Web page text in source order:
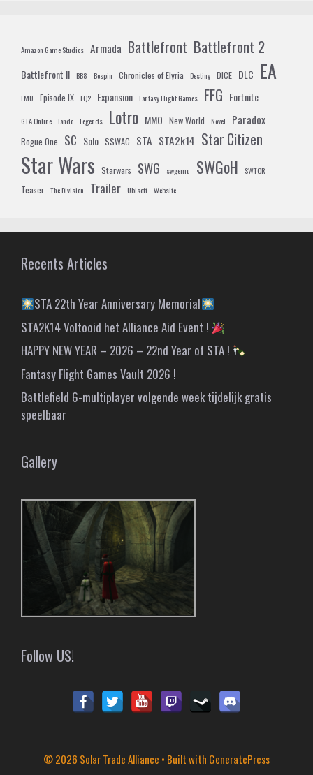
Amazon Game Studios Armada Battlefront Battlefront 2
Battlefront II BB8 Bespin Chronicles of Elyria Destiny DICE DLC EA
EMU Episode IX EQ2 Expansion Fantasy Flight Games FFG Fortnite
GTA Online lando Legends Lotro MMO New World Novel Paradox
Rogue One SC Solo SSWAC STA STA2k14 Star Citizen
Star Wars Starwars SWG swgemu SWGoH SWTOR
Teaser The Division Trailer Ubisoft Website
Recents Articles
STA 22th Year Anniversary Memorial
STA2K14 Voltooid het Alliance Aid Event !
HAPPY NEW YEAR – 2026 – 22nd Year of STA !
Fantasy Flight Games Vault 2026 !
Battlefield 6-multiplayer volgende week tijdelijk gratis
speelbaar
Gallery
Follow US!
© 2026 Solar Trade Alliance • Built with GeneratePress